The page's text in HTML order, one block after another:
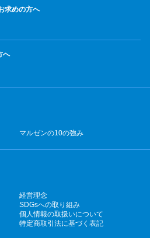
求めの方へ
へ
マルゼンの10の強み
経営理念
SDGsへの取り組み
個人情報の取扱いについて
特定商取引法に基づく表記